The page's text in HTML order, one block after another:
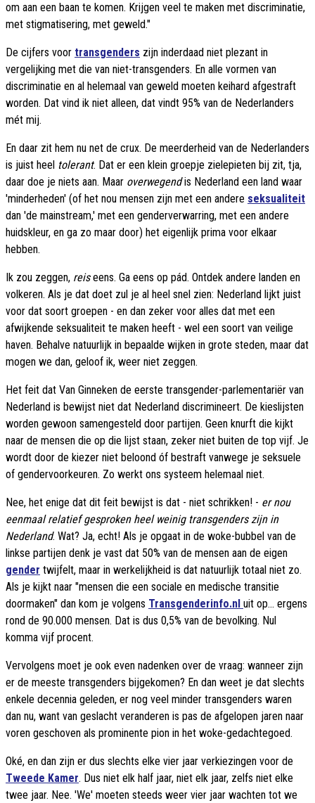
om aan een baan te komen. Krijgen veel te maken met discriminatie,
met stigmatisering, met geweld."
De cijfers voor transgenders zijn inderdaad niet plezant in
vergelijking met die van niet-transgenders. En alle vormen van
discriminatie en al helemaal van geweld moeten keihard afgestraft
worden. Dat vind ik niet alleen, dat vindt 95% van de Nederlanders
mét mij.
En daar zit hem nu net de crux. De meerderheid van de Nederlanders
is juist heel tolerant. Dat er een klein groepje zielepieten bij zit, tja,
daar doe je niets aan. Maar overwegendis Nederland een land waar
'minderheden' (of het nou mensen zijn met een andere seksualiteit
dan 'de mainstream,' met een genderverwarring, met een andere
huidskleur, en ga zo maar door) het eigenlijk prima voor elkaar
hebben.
Ik zou zeggen, reiseens. Ga eens op pád. Ontdek andere landen en
volkeren. Als je dat doet zul je al heel snel zien: Nederland lijkt juist
voor dat soort groepen - en dan zeker voor alles dat met een
afwijkende seksualiteit te maken heeft - wel een soort van veilige
haven. Behalve natuurlijk in bepaalde wijken in grote steden, maar dat
mogen we dan, geloof ik, weer niet zeggen.
Het feit dat Van Ginneken de eerste transgender-parlementariër van
Nederland is bewijst niet dat Nederland discrimineert. De kieslijsten
worden gewoon samengesteld door partijen. Geen knurft die kijkt
naar de mensen die op die lijst staan, zeker niet buiten de top vijf. Je
wordt door de kiezer niet beloond óf bestraft vanwege je seksuele
of gendervoorkeuren. Zo werkt ons systeem helemaal niet.
Nee, het enige dat dit feit bewijst is dat - niet schrikken! - er nou
eenmaal relatief gesproken heel weinig transgenders zijn in
Nederland. Wat? Ja, echt! Als je opgaat in de woke-bubbel van de
linkse partijen denk je vast dat 50% van de mensen aan de eigen
gender twijfelt, maar in werkelijkheid is dat natuurlijk totaal niet zo.
Als je kijkt naar "mensen die een sociale en medische transitie
doormaken" dan kom je volgens Transgenderinfo.nl uit op... ergens
rond de 90.000 mensen. Dat is dus 0,5% van de bevolking. Nul
komma vijf procent.
Vervolgens moet je ook even nadenken over de vraag: wanneer zijn
er de meeste transgenders bijgekomen? En dan weet je dat slechts
enkele decennia geleden, er nog veel minder transgenders waren
dan nu, want van geslacht veranderen is pas de afgelopen jaren naar
voren geschoven als prominente pion in het woke-gedachtegoed.
Oké, en dan zijn er dus slechts elke vier jaar verkiezingen voor de
Tweede Kamer. Dus niet elk half jaar, niet elk jaar, zelfs niet elke
twee jaar. Nee. 'We' moeten steeds weer vier jaar wachten tot we